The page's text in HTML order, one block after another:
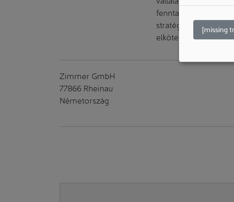
fenntartható és
stratégia élő része –
elkötelezettséggel a
Zimmer GmbH
77866 Rheinau
Németország
[missing